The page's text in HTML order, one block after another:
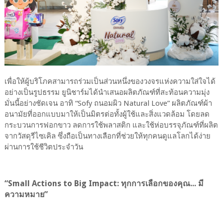
เพื่อให้ผู้บริโภคสามารถร่วมเป็นส่วนหนึ่งของวงจรแห่งความใส่ใจได้
อย่างเป็นรูปธรรม ยูนิชาร์มได้นำเสนอผลิตภัณฑ์ที่สะท้อนความมุ่ง
มั่นนี้อย่างชัดเจน อาทิ “Sofy ถนอมผิว Natural Love” ผลิตภัณฑ์ผ้า
อนามัยที่ออกแบบมาให้เป็นมิตรต่อทั้งผู้ใช้และสิ่งแวดล้อม โดยลด
กระบวนการฟอกขาว ลดการใช้พลาสติก และใช้ห่อบรรจุภัณฑ์ที่ผลิต
จากวัสดุรีไซเคิล ซึ่งถือเป็นทางเลือกที่ช่วยให้ทุกคนดูแลโลกได้ง่าย
ผ่านการใช้ชีวิตประจำวัน
“Small Actions to Big Impact: ทุกการเลือกของคุณ... มี
ความหมาย”